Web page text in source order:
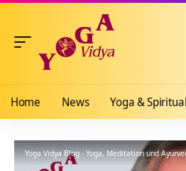
Home News Yoga &
Yoga Vidya Blog - Yoga, Meditation und